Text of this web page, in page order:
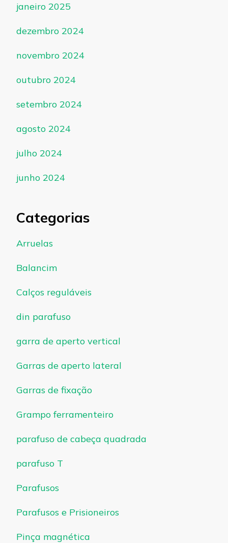
janeiro 2025
dezembro 2024
novembro 2024
outubro 2024
setembro 2024
agosto 2024
julho 2024
junho 2024
Categorias
Arruelas
Balancim
Calços reguláveis
din parafuso
garra de aperto vertical
Garras de aperto lateral
Garras de fixação
Grampo ferramenteiro
parafuso de cabeça quadrada
parafuso T
Parafusos
Parafusos e Prisioneiros
Pinça magnética